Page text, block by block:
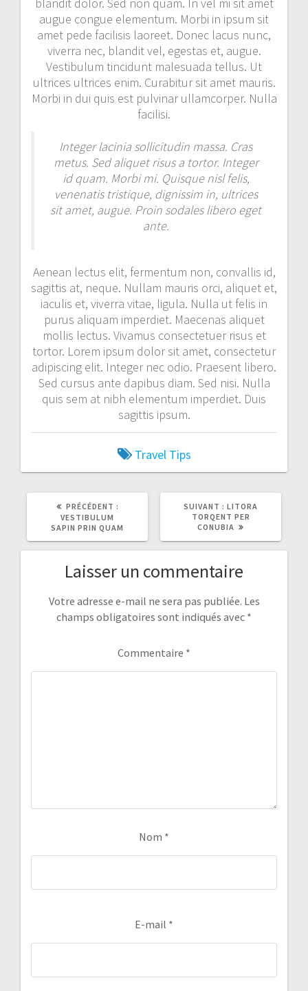
augue congue elementum. Morbi in ipsum sit
amet pede facilisis laoreet. Donec lacus nunc,
viverra nec, blandit vel, egestas et, augue.
Vestibulum tincidunt malesuada tellus. Ut
ultrices ultrices enim. Curabitur sit amet mauris.
Morbi in dui quis est pulvinar ullamcorper. Nulla
facilisi.
Integer lacinia sollicitudin massa. Cras
metus. Sed aliquet risus a tortor. Integer
id quam. Morbi mi. Quisque nisl felis,
venenatis tristique, dignissim in, ultrices
sit amet, augue. Proin sodales libero eget
ante.
Aenean lectus elit, fermentum non, convallis id,
sagittis at, neque. Nullam mauris orci, aliquet et,
iaculis et, viverra vitae, ligula. Nulla ut felis in
purus aliquam imperdiet. Maecenas aliquet
mollis lectus. Vivamus consectetuer risus et
tortor. Lorem ipsum dolor sit amet, consectetur
adipiscing elit. Integer nec odio. Praesent libero.
Sed cursus ante dapibus diam. Sed nisi. Nulla
quis sem at nibh elementum imperdiet. Duis
sagittis ipsum.
Travel Tips
PRÉCÉDENT :
:
VESTIBULUM
SAPIN PRIN QUAM
SUIVANT : ARTICLE
SUIVANT
:
LITORA
TORQENT PER
CONUBIA
Laisser un commentaire
Votre adresse e-mail ne sera pas publiée. Les
champs obligatoires sont indiqués avec *
Commentaire *
Nom *
E-mail *